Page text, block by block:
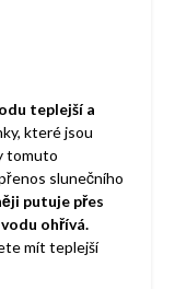
teplejší a
které jsou
tomuto
slunečního
putuje přes
ohřívá.
mít teplejší